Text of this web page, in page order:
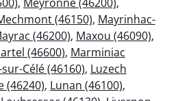
(46150), Mayrinhac-
(46200), Maxou (46090),
(46600), Marminiac
Célé (46160), Luzech
(46240), Lunan (46100),